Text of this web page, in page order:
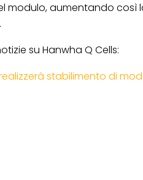
modulo, aumentando così
su Hanwha Q Cells:
stabilimento di